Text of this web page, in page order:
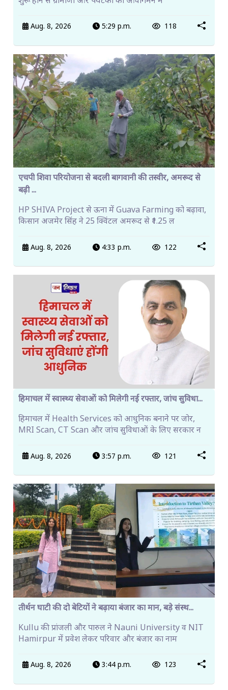
Aug. 8, 2026 5:29 p.m. 118
एचपी शिवा परियोजना से बदली बागवानी की तस्वीर, अमरूद से
बढ़ी ...
HP SHIVA Project से ऊना में Guava Farming को बढ़ावा,
किसान अजमेर सिंह ने 25 क्विंटल अमरूद से ₹1.25 ल
Aug. 8, 2026 4:33 p.m. 122
हिमाचल में स्वास्थ्य सेवाओं को मिलेगी नई रफ्तार, जांच सुविधा...
हिमाचल में Health Services को आधुनिक बनाने पर जोर,
MRI Scan, CT Scan और जांच सुविधाओं के लिए सरकार न
Aug. 8, 2026 3:57 p.m. 121
तीर्थन घाटी की दो बेटियों ने बढ़ाया बंजार का मान, बड़े संस्थ...
Kullu की प्रांजली और पारुल ने Nauni University व NIT
Hamirpur में प्रवेश लेकर परिवार और बंजार का नाम
Aug. 8, 2026 3:44 p.m. 123